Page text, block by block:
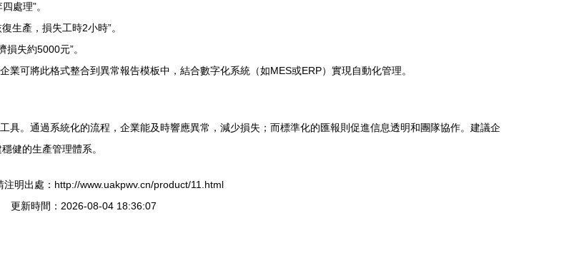
處理”。
生產，損失工時2小時”。
失約5000元”。
可將此格式整合到異常報告模板中，結合數字化系統（如MES或ERP）實現自動化管理。
。通過系統化的流程，企業能及時響應異常，減少損失；而標準化的匯報則促進信息透明和團隊協作。建議企
健的生產管理體系。
注明出處：http://www.uakpwv.cn/product/11.html
更新時間：2026-08-04 18:36:07